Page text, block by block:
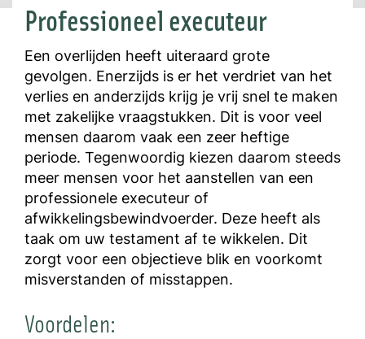
Professioneel executeur
Een overlijden heeft uiteraard grote
gevolgen. Enerzijds is er het verdriet van het
verlies en anderzijds krijg je vrij snel te maken
met zakelijke vraagstukken. Dit is voor veel
mensen daarom vaak een zeer heftige
periode. Tegenwoordig kiezen daarom steeds
meer mensen voor het aanstellen van een
professionele executeur of
afwikkelingsbewindvoerder. Deze heeft als
taak om uw testament af te wikkelen. Dit
zorgt voor een objectieve blik en voorkomt
misverstanden of misstappen.
Voordelen: